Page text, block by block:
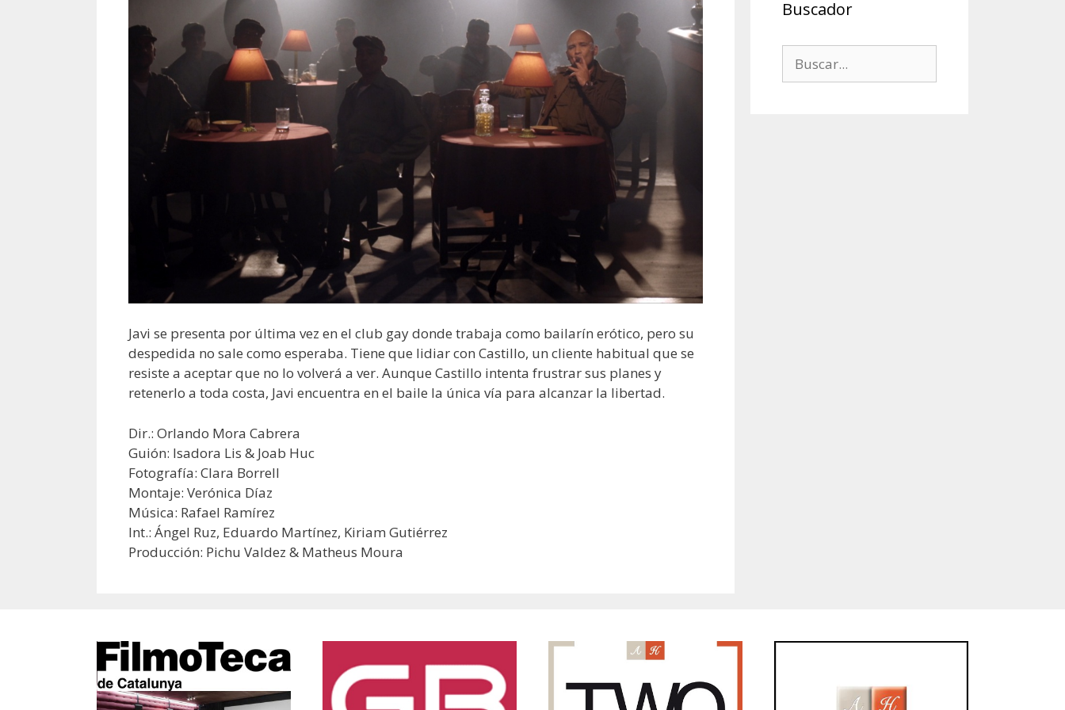
Javi se presenta por última vez en el club gay donde trabaja como bailarín erótico, pero su
despedida no sale como esperaba. Tiene que lidiar con Castillo, un cliente habitual que se
resiste a aceptar que no lo volverá a ver. Aunque Castillo intenta frustrar sus planes y
retenerlo a toda costa, Javi encuentra en el baile la única vía para alcanzar la libertad.
Dir.: Orlando Mora Cabrera
Guión: Isadora Lis & Joab Huc
Fotografía: Clara Borrell
Montaje: Verónica Díaz
Música: Rafael Ramírez
Int.: Ángel Ruz, Eduardo Martínez, Kiriam Gutiérrez
Producción: Pichu Valdez & Matheus Moura
Buscador